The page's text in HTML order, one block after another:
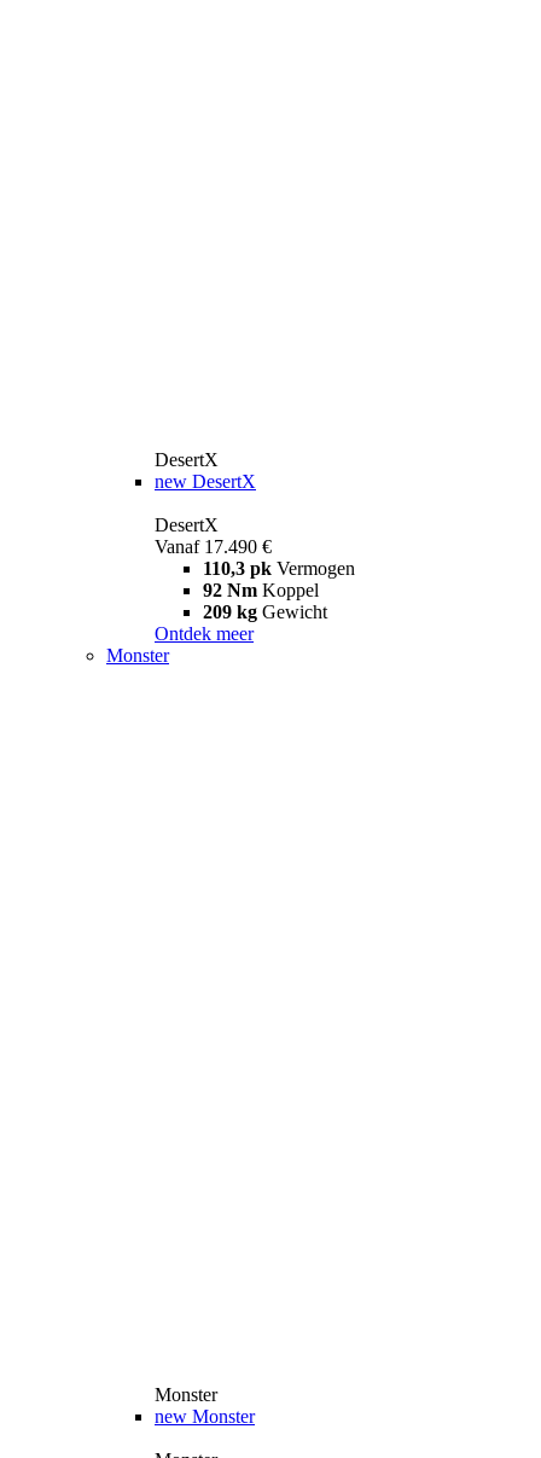
DesertX
new DesertX
DesertX
Vanaf 17.490 €
110,3 pk Vermogen
92 Nm Koppel
209 kg Gewicht
Ontdek meer
Monster
Monster
new Monster